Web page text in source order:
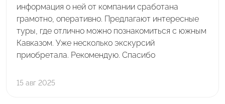
информация о ней от компании сработана
грамотно, оперативно. Предлагают интересные
туры, где отлично можно познакомиться с южным
Кавказом. Уже несколько экскурсий
приобретала. Рекомендую. Спасибо
15 авг 2025